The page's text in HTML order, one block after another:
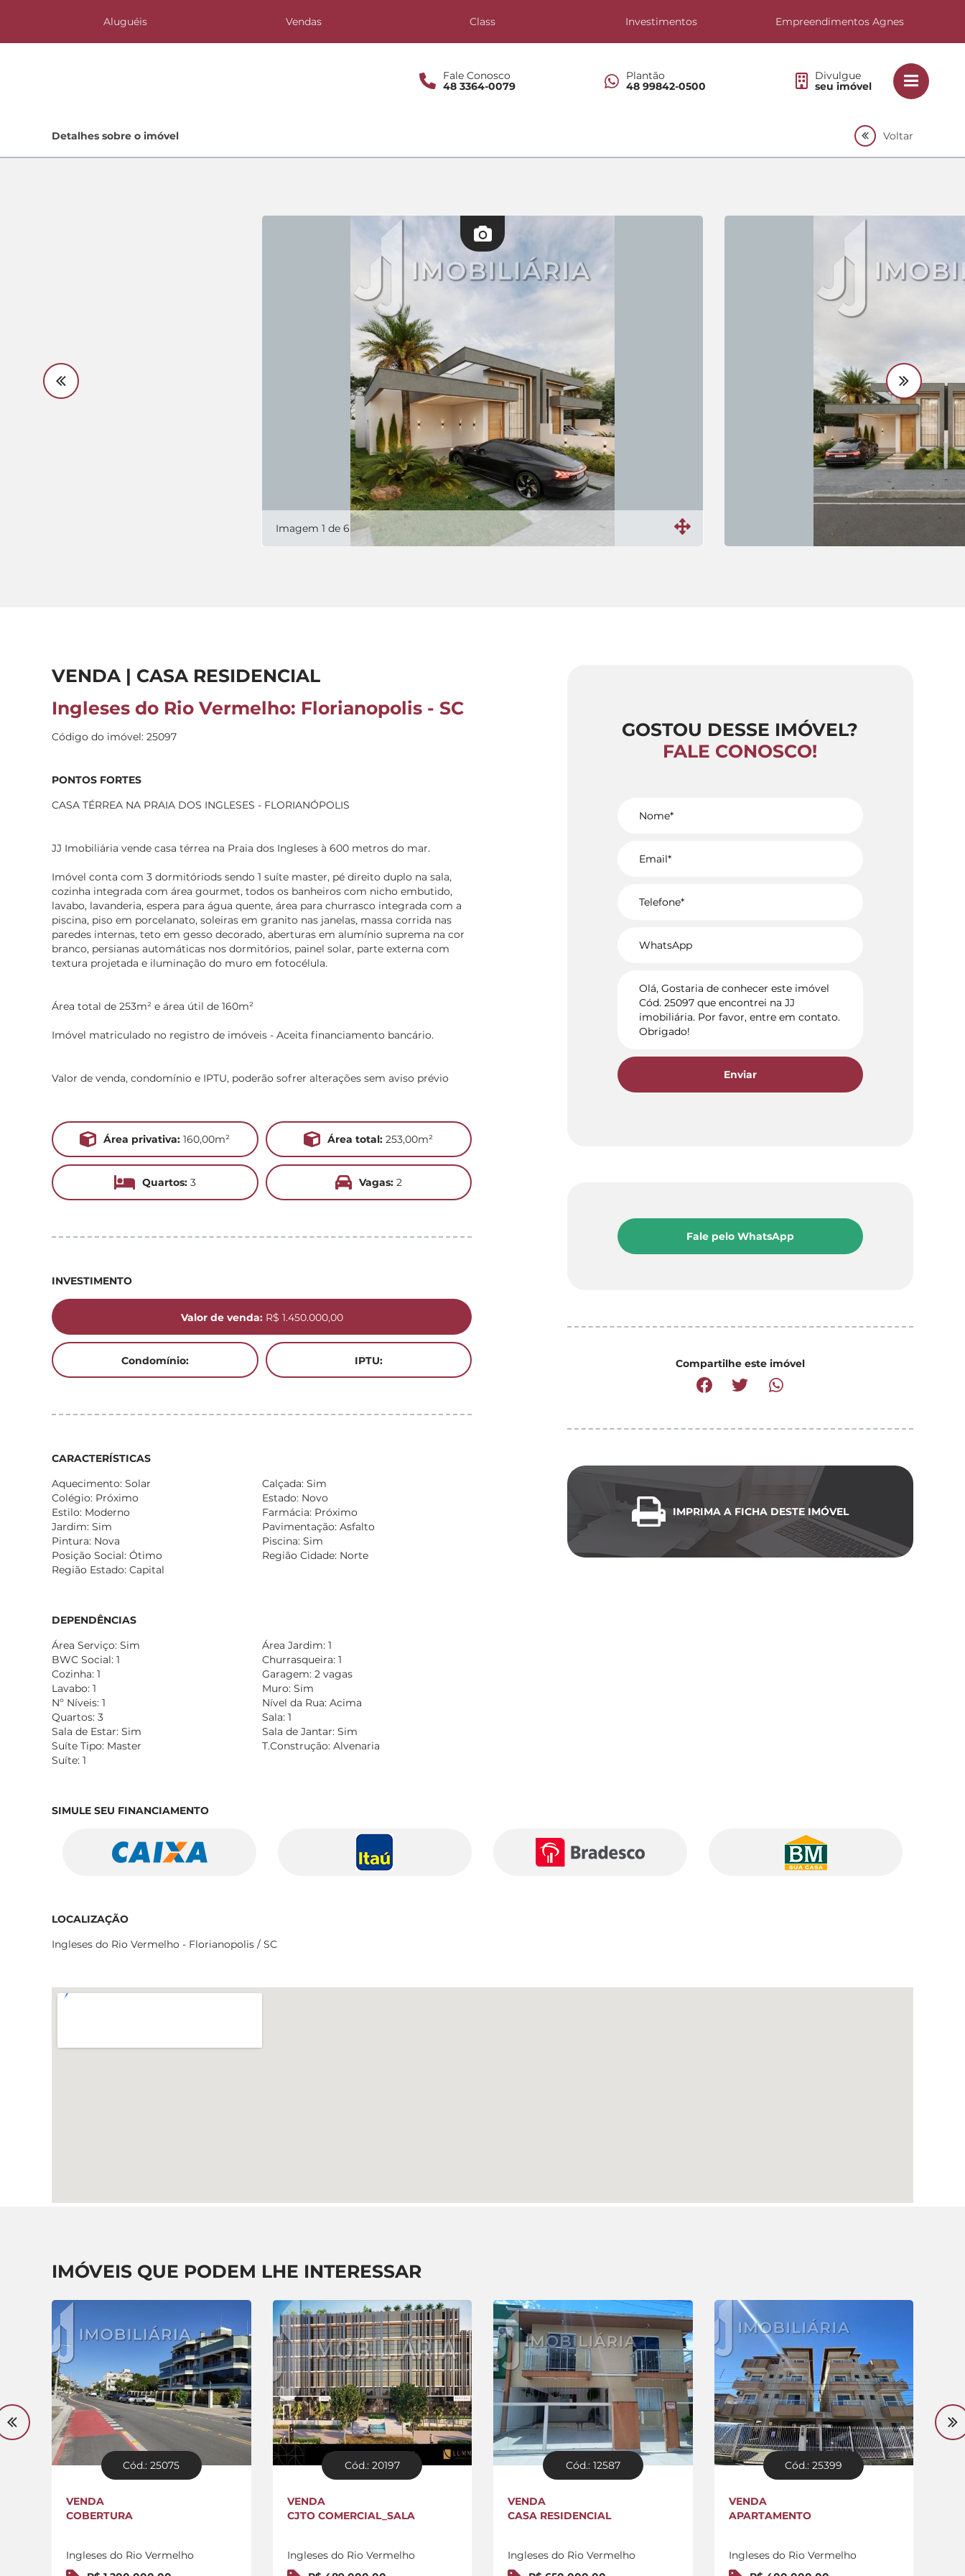
Aluguéis Vendas Class Investimentos Empreendimentos Agnes
Fale Conosco
48 3364-0079
Plantão
48 99842-0500
Divulgue
seu imóvel
Lançamentos
Detalhes sobre o imóvel Voltar
Imagem 1 de 6
VENDA | CASA RESIDENCIAL
Ingleses do Rio Vermelho: Florianopolis - SC
Código do imóvel: 25097
PONTOS FORTES
CASA TÉRREA NA PRAIA DOS INGLESES - FLORIANÓPOLIS
JJ Imobiliária vende casa térrea na Praia dos Ingleses à 600 metros do mar.
Imóvel conta com 3 dormitóriods sendo 1 suíte master, pé direito duplo na sala,
cozinha integrada com área gourmet, todos os banheiros com nicho embutido,
lavabo, lavanderia, espera para água quente, área para churrasco integrada com a
piscina, piso em porcelanato, soleiras em granito nas janelas, massa corrida nas
paredes internas, teto em gesso decorado, aberturas em alumínio suprema na cor
branco, persianas automáticas nos dormitórios, painel solar, parte externa com
textura projetada e iluminação do muro em fotocélula.
Área total de 253m² e área útil de 160m²
Imóvel matriculado no registro de imóveis - Aceita financiamento bancário.
Valor de venda, condomínio e IPTU, poderão sofrer alterações sem aviso prévio
Área privativa: 160,00m² Área total: 253,00m²
Quartos:3 Vagas:2
INVESTIMENTO
Valor de venda:R$ 1.450.000,00
Condomínio: IPTU:
CARACTERÍSTICAS
Aquecimento: Solar
Calçada: Sim
Colégio: Próximo
Estado: Novo
Estilo: Moderno
Farmácia: Próximo
Jardim: Sim
Pavimentação: Asfalto
Pintura: Nova
Piscina: Sim
Posição Social: Ótimo
Região Cidade: Norte
Região Estado: Capital
DEPENDÊNCIAS
Área Serviço: Sim
Área Jardim: 1
BWC Social: 1
Churrasqueira: 1
Cozinha: 1
Garagem: 2 vagas
Lavabo: 1
Muro: Sim
Nº Níveis: 1
Nível da Rua: Acima
Quartos: 3
Sala: 1
Sala de Estar: Sim
Sala de Jantar: Sim
Suíte Tipo: Master
T.Construção: Alvenaria
Suíte: 1
GOSTOU DESSE IMÓVEL?
FALE CONOSCO!
Enviar
Fale pelo WhatsApp
Compartilhe este imóvel
IMPRIMA A FICHA DESTE IMÓVEL
SIMULE SEU FINANCIAMENTO
LOCALIZAÇÃO
Ingleses do Rio Vermelho - Florianopolis / SC
IMÓVEIS QUE PODEM LHE INTERESSAR
Cód.: 25075
VENDA
COBERTURA
Ingleses do Rio Vermelho
Cód.: 20197
VENDA
CJTO COMERCIAL_SALA
Ingleses do Rio Vermelho
Cód.: 12587
VENDA
CASA RESIDENCIAL
Ingleses do Rio Vermelho
Cód.: 25399
VENDA
APARTAMENTO
Ingleses do Rio Vermelho